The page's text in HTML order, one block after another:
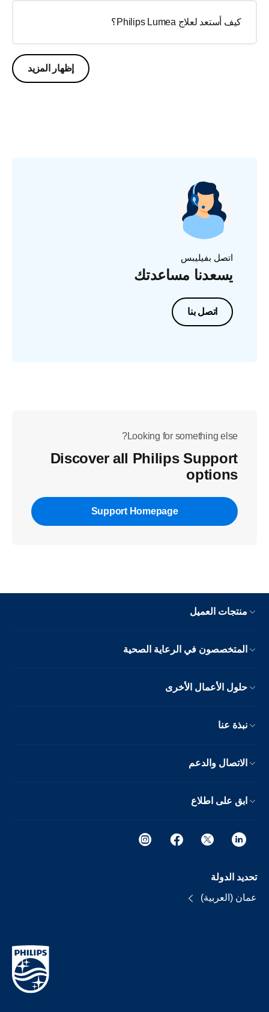
كيف أستعد لعلاج Philips Lumea؟
إظهار المزيد
اتصل بفيليبس
يسعدنا مساعدتك
اتصل بنا
Looking for something else?
Discover all Philips Support
options
Support Homepage
منتجات العميل
المتخصصون في الرعاية الصحية
حلول الأعمال الأخرى
نبذة عنا
الاتصال والدعم
ابق على اطلاع
تحديد الدولة
عمان (العربية)